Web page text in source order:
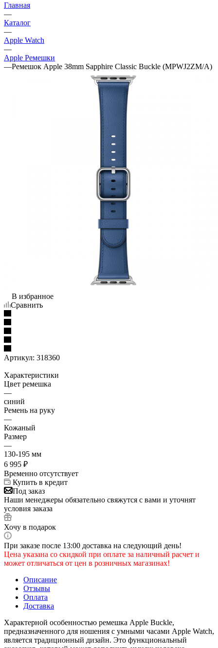
Главная
—
Каталог
—
Apple Watch
—
Apple Ремешки
—Ремешок Apple 38mm Sapphire Classic Buckle (MPWJ2ZM/A)
В избранное
Сравнить
Артикул: 318360
Характеристики
Цвет ремешка
—
синий
Ремень на руку
—
Кожаный
Размер
—
130-195 мм
6 995 ₽
Временно отсутствует
Купить в кредит
Под заказ
Наши менеджеры обязательно свяжутся с вами и уточнят
условия заказа
Хочу в подарок
При заказе после 13:00 доставка на следующий день!
Цена указана со скидкой при оплате за наличный расчет и
может отличаться от цен в розничных магазинах!
Описание
Отзывы
Оплата
Доставка
Характерной особенностью ремешка Apple Buckle,
предназначенного для ношения с умными часами Apple Watch,
является традиционный дизайн. Это функциональный